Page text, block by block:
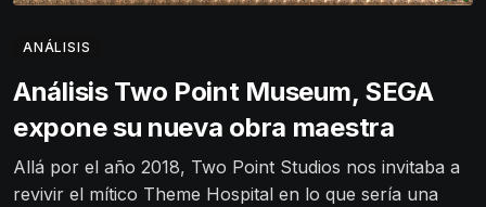
ANÁLISIS
Análisis Two Point Museum, SEGA
expone su nueva obra maestra
Allá por el año 2018, Two Point Studios nos invitaba a
revivir el mítico Theme Hospital en lo que sería una